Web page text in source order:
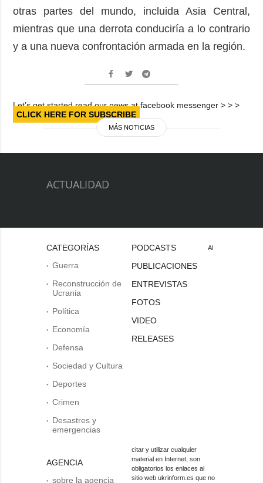
otras partes del mundo, incluida Asia Central,
mientras que una derrota conduciría a lo contrario
y a una nueva confrontación armada en la región.
Let’s get started read our news at facebook messenger > > >
CLICK HERE FOR SUBSCRIBE
MÁS NOTICIAS
ACTUALIDAD
CATEGORÍAS
Guerra
Reconstrucción de
Ucrania
Política
Economía
Defensa
Sociedad y Cultura
Deportes
Crimen
Desastres y
emergencias
AGENCIA
sobre la agencia
PODCASTS
PUBLICACIONES
ENTREVISTAS
FOTOS
VIDEO
RELEASES
Al
citar y utilizar cualquier
material en Internet, son
obligatorios los enlaces al
sitio web ukrinform.es que no